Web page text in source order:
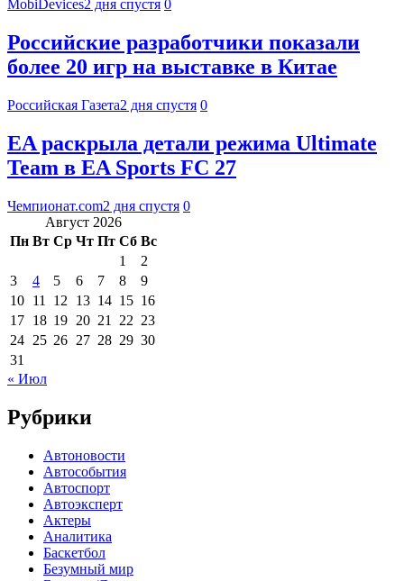
MobiDevices2 дня спустя 0
Российские разработчики показали
более 20 игр на выставке в Китае
Российская Газета2 дня спустя 0
EA раскрыла детали режима Ultimate
Team в EA Sports FC 27
Чемпионат.com2 дня спустя 0
Август 2026
Пн Вт Ср Чт Пт Сб Вс
1
2
3
4 5 6 7 8
9
10 11 12 13 14 15 16
17 18 19 20 21 22 23
24 25 26 27 28 29 30
31
« Июл
Рубрики
Автоновости
Автособытия
Автоспорт
Автоэксперт
Актеры
Аналитика
Баскетбол
Безумный мир